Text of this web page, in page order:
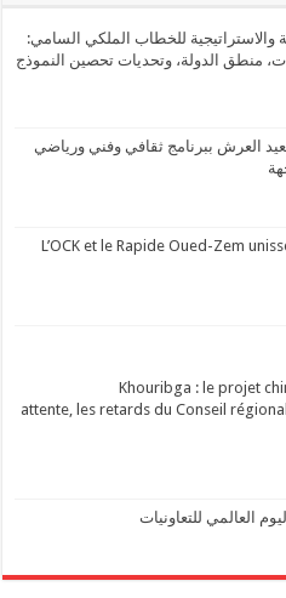
والاستراتيجية للخطاب الملكي السامي:
منطق الدولة، وتحديات تحصين النموذج
العرش ببرنامج ثقافي وفني ورياضي
L’OCK et le Rapide Oued-Zem
Khouribga : le projet
attente, les retards du Conseil
العالمي للتعاونيات